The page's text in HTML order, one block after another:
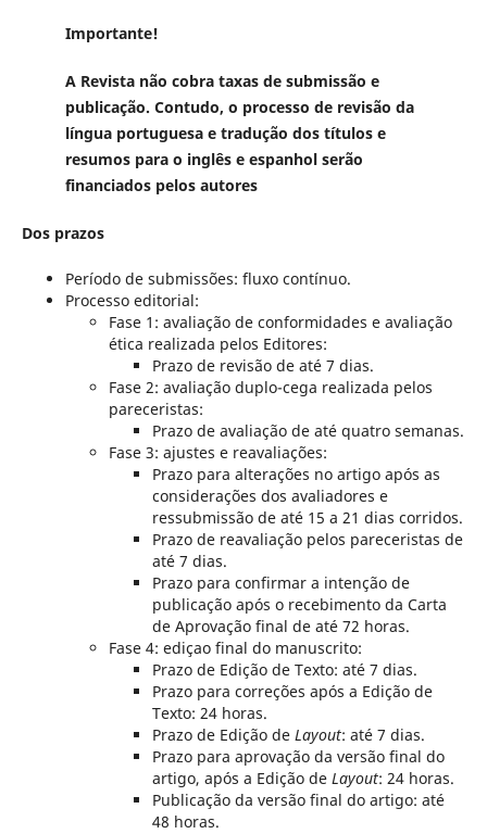
Importante!
A Revista não cobra taxas de submissão e
publicação. Contudo, o processo de revisão da
língua portuguesa e tradução dos títulos e
resumos para o inglês e espanhol serão
financiados pelos autores
Dos prazos
Período de submissões: fluxo contínuo.
Processo editorial:
Fase 1: avaliação de conformidades e avaliação
ética realizada pelos Editores:
Prazo de revisão de até 7 dias.
Fase 2: avaliação duplo-cega realizada pelos
pareceristas:
Prazo de avaliação de até quatro semanas.
Fase 3: ajustes e reavaliações:
Prazo para alterações no artigo após as
considerações dos avaliadores e
ressubmissão de até 15 a 21 dias corridos.
Prazo de reavaliação pelos pareceristas de
até 7 dias.
Prazo para confirmar a intenção de
publicação após o recebimento da Carta
de Aprovação final de até 72 horas.
Fase 4: ediçao final do manuscrito:
Prazo de Edição de Texto: até 7 dias.
Prazo para correções após a Edição de
Texto: 24 horas.
Prazo de Edição de Layout: até 7 dias.
Prazo para aprovação da versão final do
artigo, após a Edição de Layout: 24 horas.
Publicação da versão final do artigo: até
48 horas.